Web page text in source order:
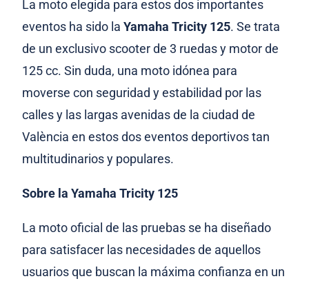
La moto elegida para estos dos importantes
eventos ha sido laYamaha Tricity 125. Se trata
de un exclusivo scooter de 3 ruedas y motor de
125 cc. Sin duda, una moto idónea para
moverse con seguridad y estabilidad por las
calles y las largas avenidas de la ciudad de
València en estos dos eventos deportivos tan
multitudinarios y populares.
Sobre la Yamaha Tricity 125
La moto oficial de las pruebas se ha diseñado
para satisfacer las necesidades de aquellos
usuarios que buscan la máxima confianza en un